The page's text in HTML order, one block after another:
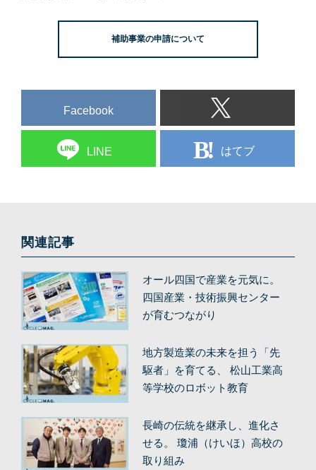
補助事業の申請について
Facebook
LINE はてブ
関連記事
オール四国で産業を元気に。
四国産業・技術振興センター
が育むつながり
地方製造業の未来を担う「先
駆者」を育てる、 松山工業高
等学校のロボット教育
長崎の伝統を継承し、進化さ
せる。 瓊浦（けいほ）高校の
取り組み